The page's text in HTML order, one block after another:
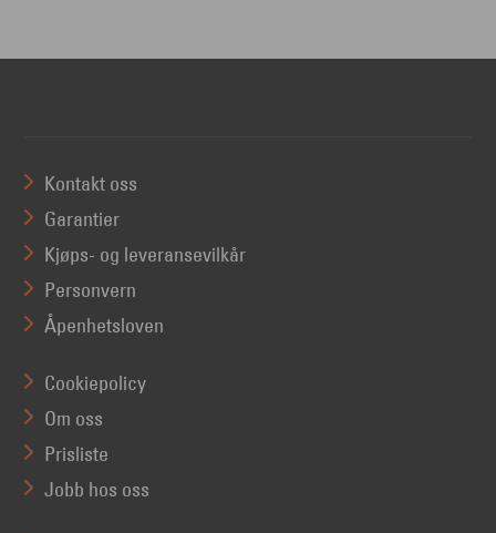
Kontakt oss
Garantier
Kjøps- og leveransevilkår
Personvern
Åpenhetsloven
Cookiepolicy
Om oss
Prisliste
Jobb hos oss